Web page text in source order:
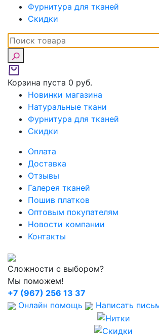
Фурнитура для тканей
Скидки
Корзина пуста 0 руб.
Новинки магазина
Натуральные ткани
Фурнитура для тканей
Скидки
Оплата
Доставка
Отзывы
Галерея тканей
Пошив платков
Оптовым покупателям
Новости компании
Контакты
Сложности с выбором?
Мы поможем!
+7 (967) 256 13 37
Онлайн помощь
Написать письмо